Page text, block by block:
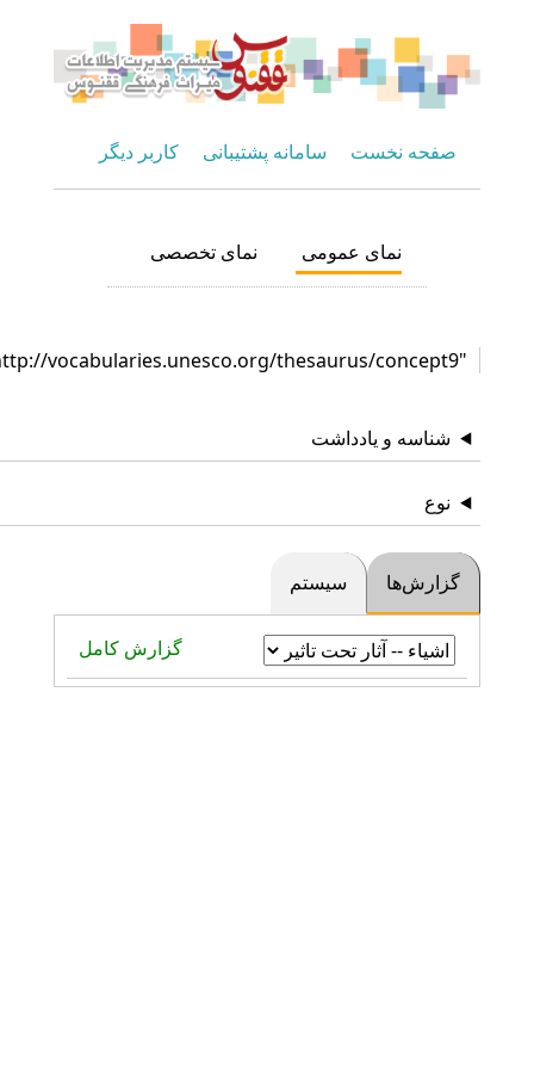
صفحه نخست سامانه پشتیبانی کاربر دیگر
نمای عمومی نمای تخصصی
شناسه و یادداشت
نوع
گزارش‌ها سیستم
گزارش کامل